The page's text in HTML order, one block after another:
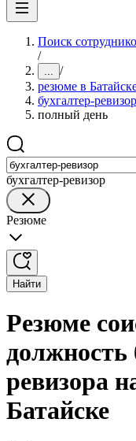
Поиск
/
... /
резюме в
бухгалтер-ревизор
полный день
бухгалтер-ревизор
Резюме
Найти
Резюме
должность
ревизора
Батайске